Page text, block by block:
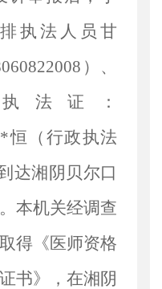
执法人员甘
）、
法证：
*恒（行政执法
达湘阴贝尔口
本机关经调查
得《医师资格
书》，在湘阴